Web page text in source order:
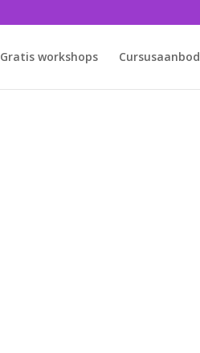
Gratis workshops Cursusaanbod